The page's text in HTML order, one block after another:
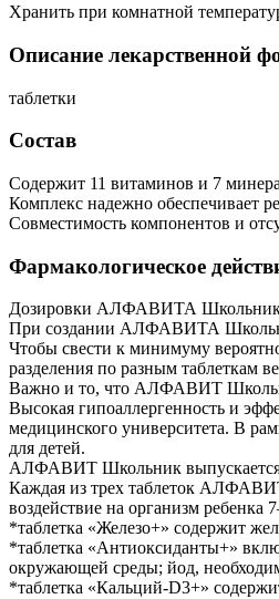
Хранить при комнатной
Описание лекарственной
таблетки
Состав
Содержит 11 витаминов и 7
Комплекс надежно обеспечивает
Совместимость компонентов и
Фармакологическое
Дозировки АЛФАВИТА Школьник
При создании АЛФАВИТА
Чтобы свести к минимуму
разделения по разным таблеткам
Важно и то, что АЛФАВИТ
Высокая гипоаллергенность и
медицинского университета. В
для детей.
АЛФАВИТ Школьник выпускается
Каждая из трех таблеток
воздействие на организм ребенка
*таблетка «Железо+» содержит
*таблетка «Антиоксиданты+»
окружающей среды; йод,
*таблетка «Кальций-D3+»